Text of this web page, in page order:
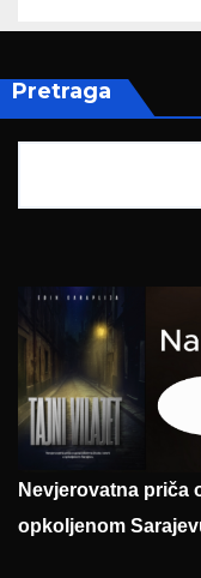
Pretraga
Nevjerovatna priča
opkoljenom